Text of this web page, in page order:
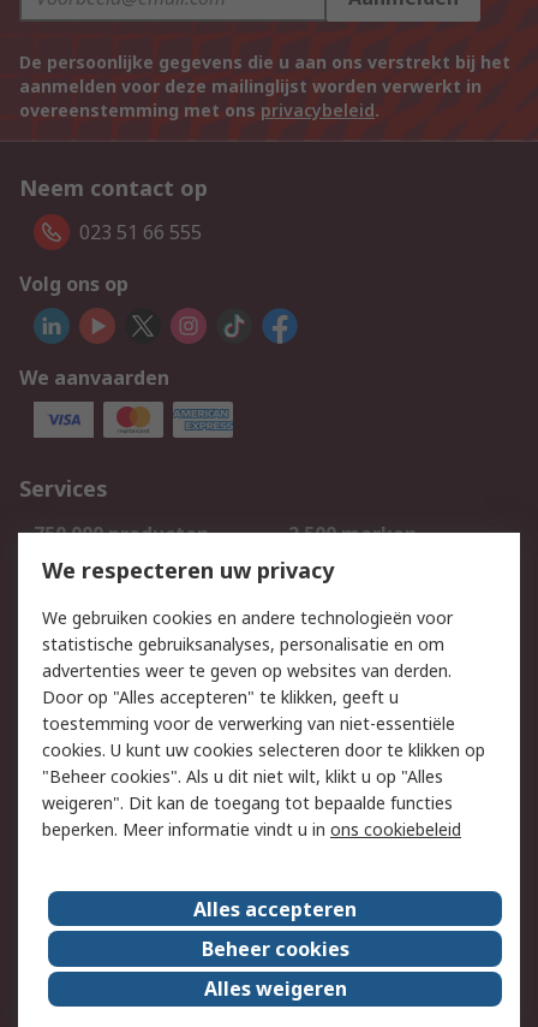
De persoonlijke gegevens die u aan ons verstrekt bij het
aanmelden voor deze mailinglijst worden verwerkt in
overeenstemming met ons privacybeleid.
Neem contact op
023 51 66 555
Volg ons op
We aanvaarden
Services
750.000 producten
2.500 merken
Bestellen
Inkoopoplossingen
Track & Trace
Wettelijk
Cookiebeleid
Email veiligheid
Privacybeleid
Websitevoorwaarden
Algemene
verkoopvoorwaarden
Over RS
RS Group
Over ons
RS wereldwijd
Werken bij RS
ESG
We respecteren uw privacy
We gebruiken cookies en andere technologieën voor
statistische gebruiksanalyses, personalisatie en om
advertenties weer te geven op websites van derden.
Door op "Alles accepteren" te klikken, geeft u
toestemming voor de verwerking van niet-essentiële
cookies. U kunt uw cookies selecteren door te klikken op
"Beheer cookies". Als u dit niet wilt, klikt u op "Alles
weigeren". Dit kan de toegang tot bepaalde functies
beperken. Meer informatie vindt u in ons cookiebeleid
Alles accepteren
Beheer cookies
Alles weigeren